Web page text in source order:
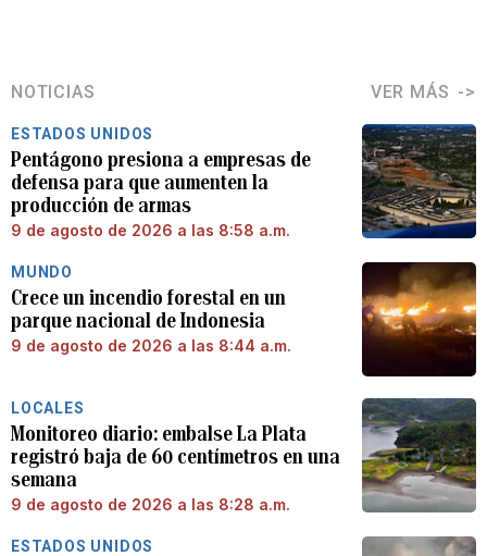
NOTICIAS VER MÁS
ESTADOS UNIDOS
Pentágono presiona a empresas de
defensa para que aumenten la
producción de armas
9 de agosto de 2026 a las 8:58 a.m.
MUNDO
Crece un incendio forestal en un
parque nacional de Indonesia
9 de agosto de 2026 a las 8:44 a.m.
LOCALES
Monitoreo diario: embalse La Plata
registró baja de 60 centímetros en una
semana
9 de agosto de 2026 a las 8:28 a.m.
ESTADOS UNIDOS